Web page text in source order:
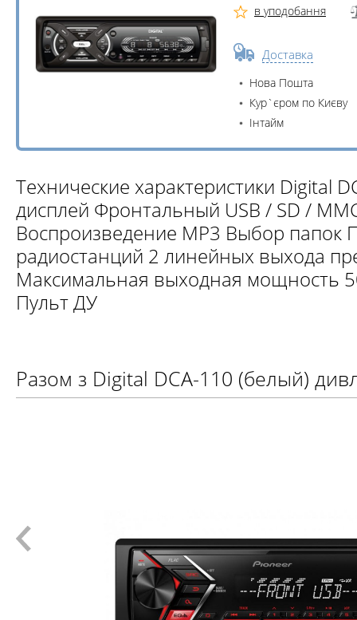
в уподобання
Доставка
Нова Пошта
Кур`єром по Києву
Інтайм
Технические характеристики Digital
дисплей Фронтальный USB / SD /
Воспроизведение МР3 Выбор папок
радиостанций 2 линейных выхода
Максимальная выходная мощность
Пульт ДУ
Разом з Digital DCA-110 (белый)